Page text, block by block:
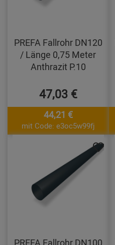
PREFA Fallrohr DN120
/ Länge 0,75 Meter
Anthrazit P.10
47,03 €
44,21 €
mit Code: e3oc5w99fj
PREFA Fallrohr DN100